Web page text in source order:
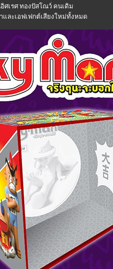
ศเรศ ทองปัสโณว์ คนเดิม
และเอฟเฟกต์เสียงใหม่ทั้งหมด